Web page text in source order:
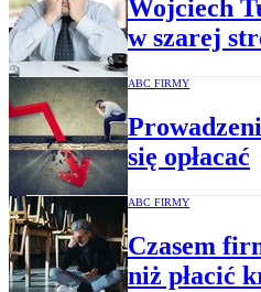
Wojciech
w szarej
ABC FIRMY
się opłacać
ABC FIRMY
Czasem
niż płacić